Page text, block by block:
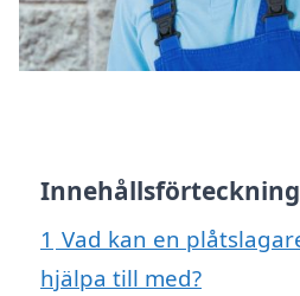
Innehållsförteckning
1 Vad kan en
hjälpa till med?